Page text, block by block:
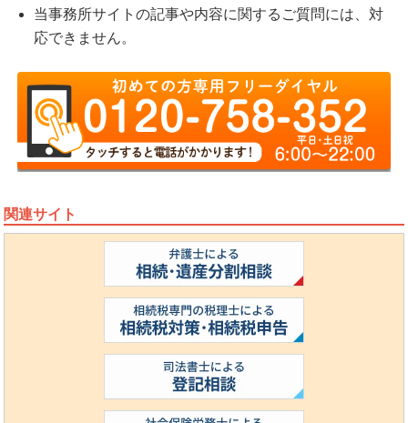
当事務所サイトの記事や内容に関するご質問には、対
応できません。
関連サイト